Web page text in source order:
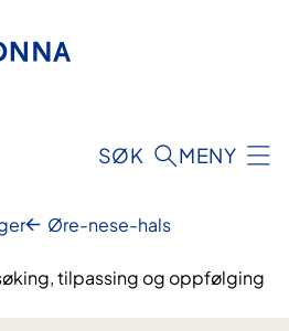
SØK MENY
Øre-nese-hals
tilpassing og oppfølging